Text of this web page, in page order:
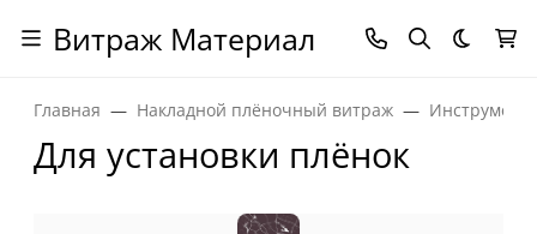
Витраж Материал Темная
Главная Накладной плёночный витраж
Для установки плёнок